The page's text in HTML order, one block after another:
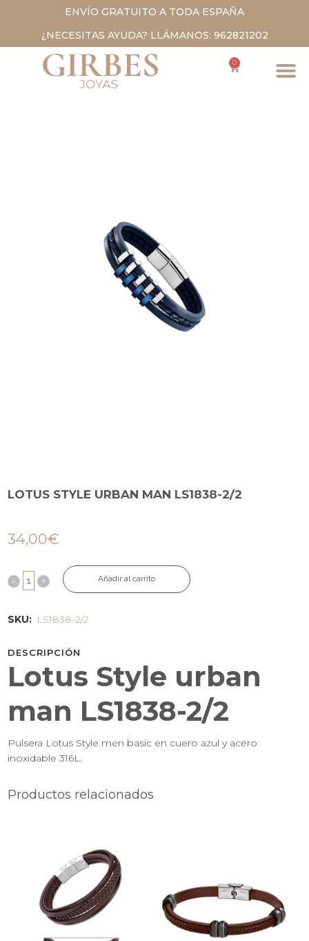
ENVÍO GRATUITO A TODA ESPAÑA
¿NECESITAS AYUDA? LLÁMANOS: 962821202
0
LOTUS STYLE URBAN MAN LS1838-2/2
34,00€
Añadir al carrito
SKU: LS1838-2/2
DESCRIPCIÓN
Lotus Style urban
man LS1838-2/2
Pulsera Lotus Style men basic en cuero azul y acero
inoxidable 316L.
Productos relacionados